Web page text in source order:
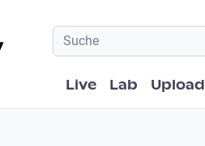
Hauptnavigation
Live Lab Upload